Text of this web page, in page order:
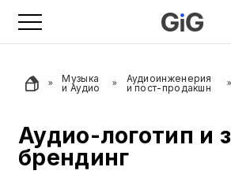
Музыка
и Аудио
Аудиоинженерия
и пост-продакшн
Аудио-логотип и
брендинг